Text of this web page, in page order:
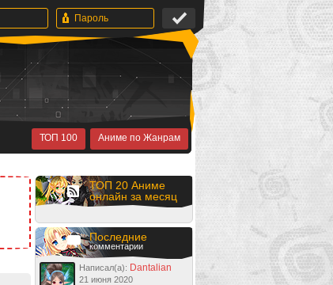
ТОП 100 Аниме по Жанрам
ТОП 20 Аниме
онлайн за месяц
Последние
комментарии
Написал(а): Dantalian
21 июня 2020